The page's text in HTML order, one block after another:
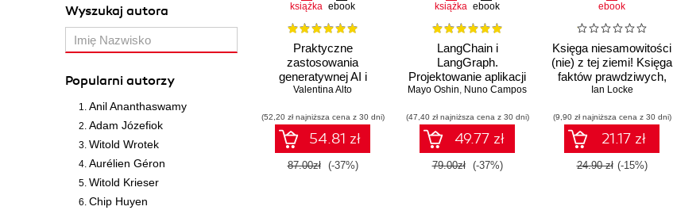
Wyszukaj autora
Popularni autorzy
Anil Ananthaswamy
Adam Józefiok
Witold Wrotek
Aurélien Géron
Witold Krieser
Chip Huyen
książka ebook
Praktyczne
zastosowania
generatywnej AI i
ChatGPT. Wykorzystaj
promptów z
technologiami OpenAI
dla zwiększenia
produktywności i
Valentina Alto
(52,20 zł najniższa cena z 30 dni)
54.81 zł
87.00zł (-37%)
książka ebook
LangChain i
LangGraph.
Projektowanie aplikacji
opartych na dużych
w praktyce
Mayo Oshin, Nuno Campos
(47,40 zł najniższa cena z 30 dni)
49.77 zł
79.00zł (-37%)
ebook
Księga niesamowitości
(nie) z tej ziemi! Księga
faktów prawdziwych,
choć niezwykłych
Ian Locke
(9,90 zł najniższa cena z 30 dni)
21.17 zł
24.90 zł (-15%)